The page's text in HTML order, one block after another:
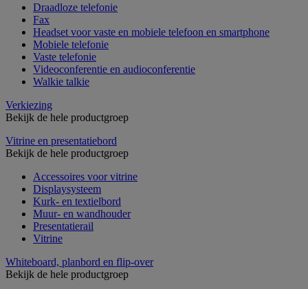
Draadloze telefonie
Fax
Headset voor vaste en mobiele telefoon en smartphone
Mobiele telefonie
Vaste telefonie
Videoconferentie en audioconferentie
Walkie talkie
Verkiezing
Bekijk de hele productgroep
Vitrine en presentatiebord
Bekijk de hele productgroep
Accessoires voor vitrine
Displaysysteem
Kurk- en textielbord
Muur- en wandhouder
Presentatierail
Vitrine
Whiteboard, planbord en flip-over
Bekijk de hele productgroep